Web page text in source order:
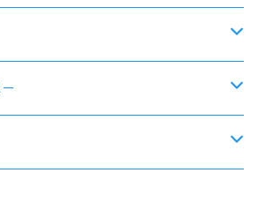
腕時計 本数限定商品
モデル 腕時計 本数限定商品